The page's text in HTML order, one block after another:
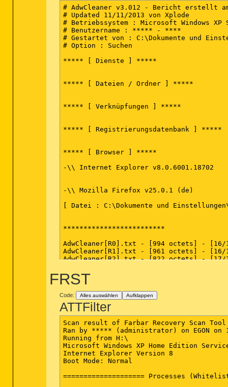
(Ende)
# AdwCleaner v3.012 - Bericht erstellt
# Updated 11/11/2013 von Xplode
# Betriebssystem : Microsoft Windows
# Benutzername : ***** - ****
# Gestartet von : C:\Dokumente und
# Option : Suchen
***** [ Dienste ] *****
***** [ Dateien / Ordner ] *****
***** [ Verknüpfungen ] *****
***** [ Registrierungsdatenbank ] *****
***** [ Browser ] *****
-\\ Internet Explorer v8.0.6001.18702
-\\ Mozilla Firefox v25.0.1 (de)
[ Datei : C:\Dokumente und
*************************
AdwCleaner[R0].txt - [994 octets] - [16/
AdwCleaner[R1].txt - [961 octets] - [16/
AdwCleaner[R2].txt - [822 octets] - [17/
########## EOF -
FRST
Code: Alles auswählen Aufklappen
ATTFilter
Scan result of Farbar Recovery Scan
Ran by ***** (administrator) on EGON on
Running from H:\
Microsoft Windows XP Home Edition
Internet Explorer Version 8
Boot Mode: Normal
==================== Processes